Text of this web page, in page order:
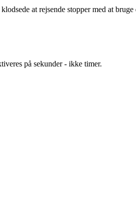
at rejsende stopper med at bruge
på sekunder - ikke timer.